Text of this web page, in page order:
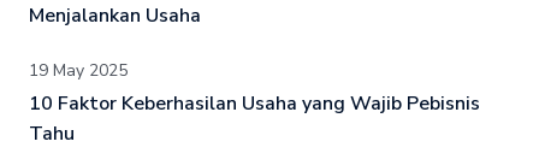
Menjalankan Usaha
19 May 2025
10 Faktor Keberhasilan Usaha yang Wajib Pebisnis
Tahu